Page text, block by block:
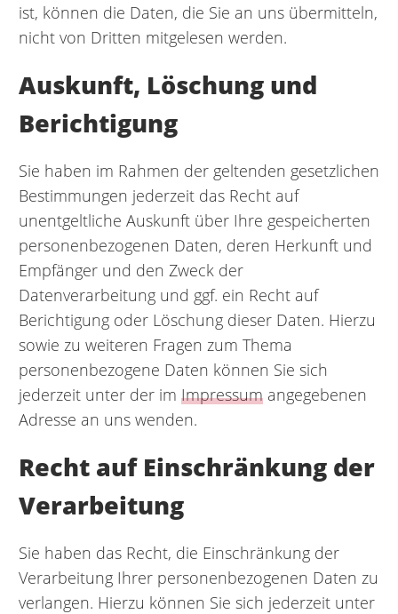
ist, können die Daten, die Sie an uns übermitteln,
nicht von Dritten mitgelesen werden.
Auskunft, Löschung und
Berichtigung
Sie haben im Rahmen der geltenden gesetzlichen
Bestimmungen jederzeit das Recht auf
unentgeltliche Auskunft über Ihre gespeicherten
personenbezogenen Daten, deren Herkunft und
Empfänger und den Zweck der
Datenverarbeitung und ggf. ein Recht auf
Berichtigung oder Löschung dieser Daten. Hierzu
sowie zu weiteren Fragen zum Thema
personenbezogene Daten können Sie sich
jederzeit unter der im Impressum angegebenen
Adresse an uns wenden.
Recht auf Einschränkung der
Verarbeitung
Sie haben das Recht, die Einschränkung der
Verarbeitung Ihrer personenbezogenen Daten zu
verlangen. Hierzu können Sie sich jederzeit unter